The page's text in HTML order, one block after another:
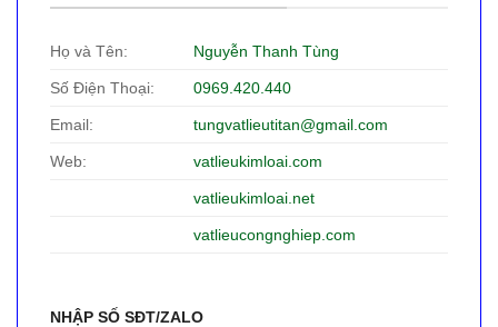
Họ và Tên: Nguyễn Thanh Tùng
Số Điện Thoại: 0969.420.440
Email: tungvatlieutitan@gmail.com
Web: vatlieukimloai.com
vatlieukimloai.net
vatlieucongnghiep.com
NHẬP SỐ SĐT/ZALO